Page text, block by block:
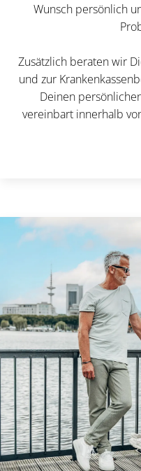
Wunsch persönlich
Zusätzlich beraten wir
und zur
Deinen
vereinbart innerhalb